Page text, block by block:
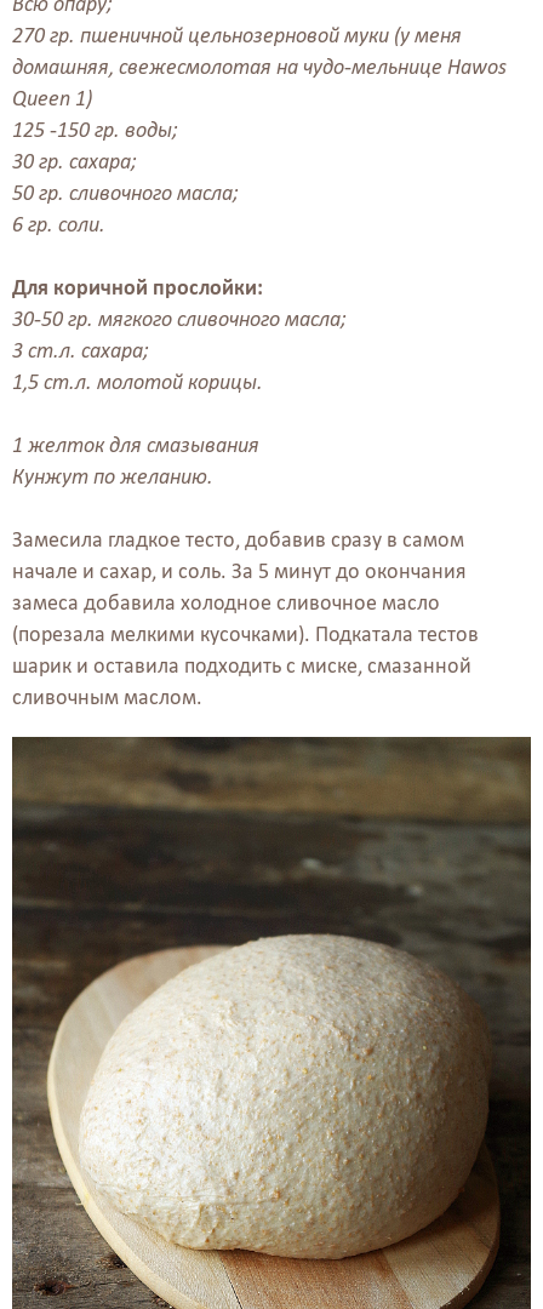
270 гр. пшеничной цельнозерновой муки (у меня
домашняя, свежесмолотая на чудо-мельнице Hawos
Queen 1)
125 -150 гр. воды;
30 гр. сахара;
50 гр. сливочного масла;
6 гр. соли.
Для коричной прослойки:
30-50 гр. мягкого сливочного масла;
3 ст.л. сахара;
1,5 ст.л. молотой корицы.
1 желток для смазывания
Кунжут по желанию.
Замесила гладкое тесто, добавив сразу в самом
начале и сахар, и соль. За 5 минут до окончания
замеса добавила холодное сливочное масло
(порезала мелкими кусочками). Подкатала тестов
шарик и оставила подходить с миске, смазанной
сливочным маслом.